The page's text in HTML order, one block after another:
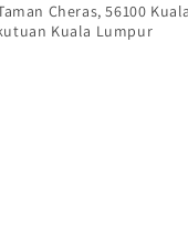
Cheras, 56100
Kuala Lumpur